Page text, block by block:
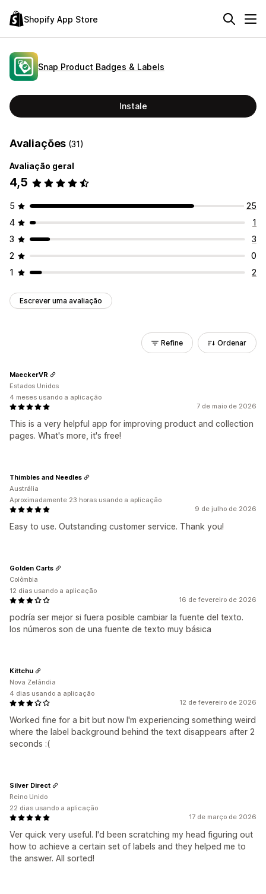
Shopify App Store
Snap Product Badges & Labels
Instale
Avaliações (31)
Avaliação geral
4,5
5
25
4
1
3
3
2
0
1
2
Escrever uma avaliação
Refine Ordenar
7 de maio de 2026
This is a very helpful app for improving product and collection
pages. What's more, it's free!
MaeckerVR
Estados Unidos
4 meses usando a aplicação
9 de julho de 2026
Easy to use. Outstanding customer service. Thank you!
Thimbles and Needles
Austrália
Aproximadamente 23 horas usando a aplicação
16 de fevereiro de 2026
podría ser mejor si fuera posible cambiar la fuente del texto.
los números son de una fuente de texto muy básica
Golden Carts
Colômbia
12 dias usando a aplicação
12 de fevereiro de 2026
Worked fine for a bit but now I'm experiencing something weird
where the label background behind the text disappears after 2
seconds :(
Kittchu
Nova Zelândia
4 dias usando a aplicação
17 de março de 2026
Ver quick very useful. I'd been scratching my head figuring out
how to achieve a certain set of labels and they helped me to
the answer. All sorted!
Silver Direct
Reino Unido
22 dias usando a aplicação